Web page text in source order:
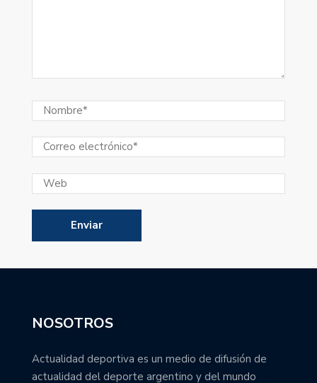
NOSOTROS
Actualidad deportiva es un medio de difusión de
actualidad del deporte argentino y del mundo